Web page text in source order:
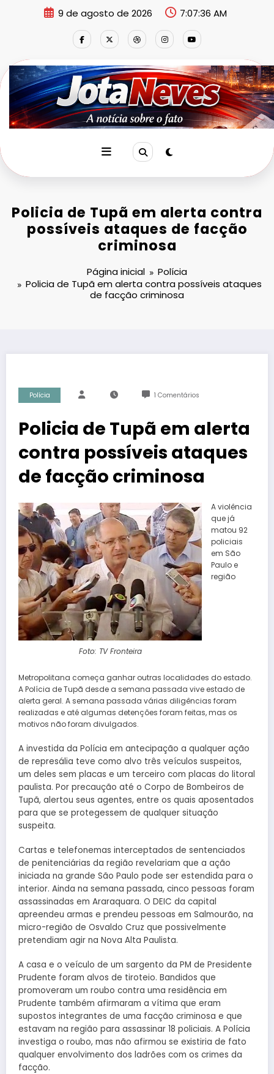
9 de agosto de 2026 7:07:37 AM
Policia de Tupã em alerta contra
possíveis ataques de facção
criminosa
Página inicial
Polícia
Policia de Tupã em alerta contra possíveis ataques
de facção criminosa
Polícia 1 Comentários
Policia de Tupã em alerta
contra possíveis ataques
de facção criminosa
Foto: TV Fronteira
A violência
que já
matou 92
policiais
em São
Paulo e
região
Metropolitana começa ganhar outras localidades do estado.
A Polícia de Tupã desde a semana passada vive estado de
alerta geral. A semana passada várias diligências foram
realizadas e até algumas detenções foram feitas, mas os
motivos não foram divulgados.
A investida da Polícia em antecipação a qualquer ação
de represália teve como alvo três veículos suspeitos,
um deles sem placas e um terceiro com placas do litoral
paulista. Por precaução até o Corpo de Bombeiros de
Tupã, alertou seus agentes, entre os quais aposentados
para que se protegessem de qualquer situação
suspeita.
Cartas e telefonemas interceptados de sentenciados
de penitenciárias da região revelariam que a ação
iniciada na grande São Paulo pode ser estendida para o
interior. Ainda na semana passada, cinco pessoas foram
assassinadas em Araraquara. O DEIC da capital
apreendeu armas e prendeu pessoas em Salmourão, na
micro-região de Osvaldo Cruz que possivelmente
pretendiam agir na Nova Alta Paulista.
A casa e o veículo de um sargento da PM de Presidente
Prudente foram alvos de tiroteio. Bandidos que
promoveram um roubo contra uma residência em
Prudente também afirmaram a vítima que eram
supostos integrantes de uma facção criminosa e que
estavam na região para assassinar 18 policiais. A Polícia
investiga o roubo, mas não afirmou se existiria de fato
qualquer envolvimento dos ladrões com os crimes da
facção.